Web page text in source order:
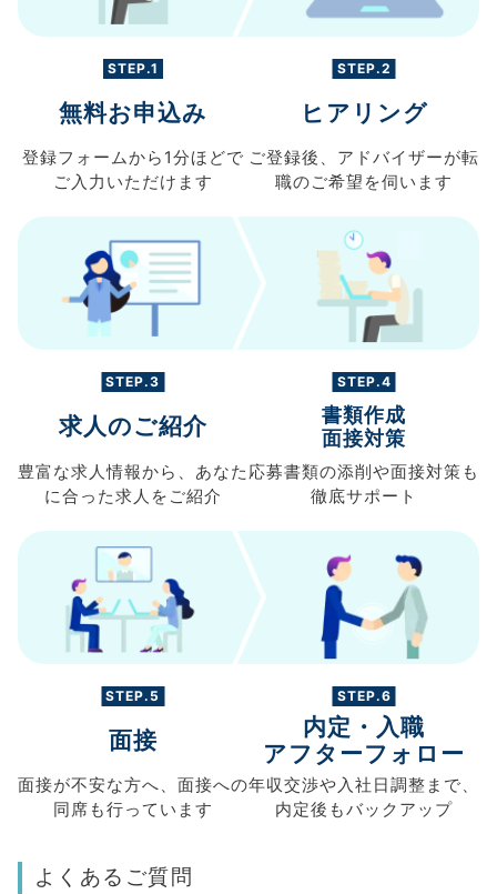
STEP.1
無料お申込み
登録フォームから 1分ほどで
ご入力 いただけます
STEP.2
ヒアリング
ご登録後、 アドバイザーが転
職のご希望を伺います
STEP.3
求人のご紹介
豊富な求人情報から、 あなた
に合った求人を ご紹介
STEP.4
書類作成
面接対策
応募書類の添削や面接対策も
徹底サポート
STEP.5
面接
面接が不安な方へ、 面接への
同席も行っています
STEP.6
内定・入職
アフターフォロー
年収交渉や入社日調整まで、
内定後もバックアップ
よくあるご質問